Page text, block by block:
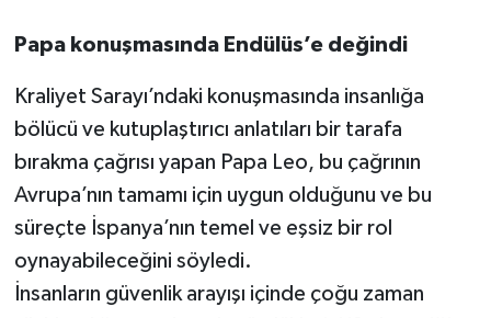
Papa konuşmasında Endülüs’e değindi
Kraliyet Sarayı’ndaki konuşmasında insanlığa
bölücü ve kutuplaştırıcı anlatıları bir tarafa
bırakma çağrısı yapan Papa Leo, bu çağrının
Avrupa’nın tamamı için uygun olduğunu ve bu
süreçte İspanya’nın temel ve eşsiz bir rol
oynayabileceğini söyledi.
İnsanların güvenlik arayışı içinde çoğu zaman